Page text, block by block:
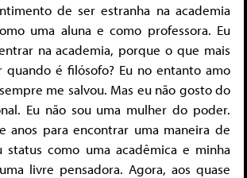
de ser estranha na academia
uma aluna e como professora. Eu
na academia, porque o que mais
quando é filósofo? Eu no entanto amo
me salvou. Mas eu não gosto do
Eu não sou uma mulher do poder.
anos para encontrar uma maneira de
status como uma acadêmica e minha
livre pensadora. Agora, aos quase